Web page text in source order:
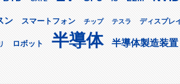
ン スマートフォン チップ テスラ ディスプレ
ロボット 半導体 半導体製造装置